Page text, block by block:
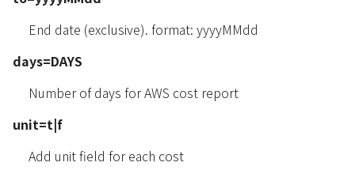
End date (exclusive). format: yyyyMMdd
days=DAYS
Number of days for AWS cost report
unit=t|f
Add unit field for each cost